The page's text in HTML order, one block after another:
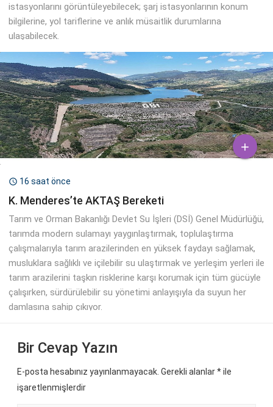
istasyonlarını görüntüleyebilecek; şarj istasyonlarının konum
bilgilerine, yol tariflerine ve anlık müsaitlik durumlarına
ulaşabilecek.

 16 saat önce
K. Menderes’te AKTAŞ Bereketi
Tarım ve Orman Bakanlığı Devlet Su İşleri (DSİ) Genel Müdürlüğü,
tarımda modern sulamayı yaygınlaştırmak, toplulaştırma
çalışmalarıyla tarım arazilerinden en yüksek faydayı sağlamak,
musluklara sağlıklı ve içilebilir su ulaştırmak ve yerleşim yerleri ile
tarım arazilerini taşkın risklerine karşı korumak için tüm gücüyle
çalışırken, sürdürülebilir su yönetimi anlayışıyla da suyun her
damlasına sahip çıkıyor.
Bir Cevap Yazın
E-posta hesabınız yayınlanmayacak. Gerekli alanlar*ile
işaretlenmişlerdir